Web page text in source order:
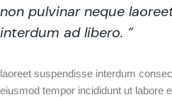
non pulvinar neque
interdum ad libero. “
laoreet suspendisse interdum
eiusmod tempor incididunt ut labore